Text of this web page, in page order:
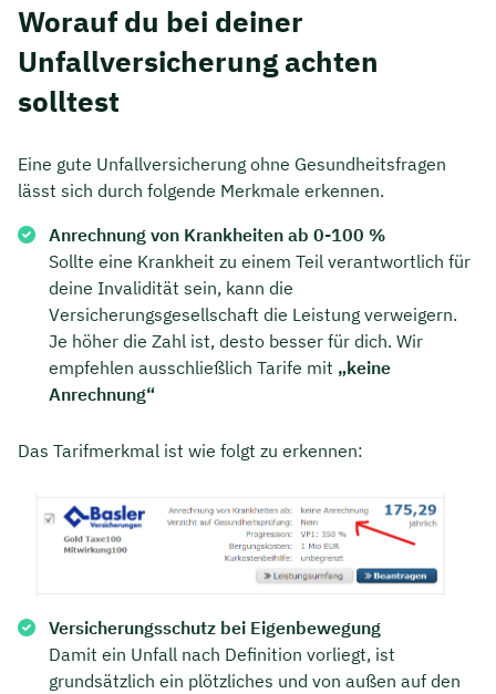
Worauf du bei deiner
Unfallversicherung achten
solltest
Eine gute Unfallversicherung ohne Gesundheitsfragen
lässt sich durch folgende Merkmale erkennen.
Anrechnung von Krankheiten ab 0-100 %
Sollte eine Krankheit zu einem Teil verantwortlich für
deine Invalidität sein, kann die
Versicherungsgesellschaft die Leistung verweigern.
Je höher die Zahl ist, desto besser für dich. Wir
empfehlen ausschließlich Tarife mit „keine
Anrechnung“
Das Tarifmerkmal ist wie folgt zu erkennen:
Versicherungsschutz bei Eigenbewegung
Damit ein Unfall nach Definition vorliegt, ist
grundsätzlich ein plötzliches und von außen auf den